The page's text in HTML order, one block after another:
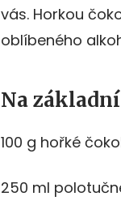
vás. Horkou
oblíbeného
Na
100 g hořké
250 ml